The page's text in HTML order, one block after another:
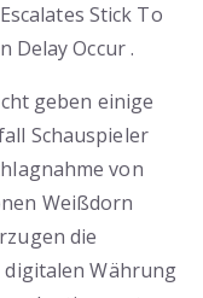
Stick To
Delay Occur .
geben einige
Schauspieler
von
Weißdorn
die
Währung